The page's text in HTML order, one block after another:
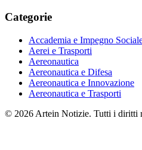
Categorie
Accademia e Impegno
Aerei e Trasporti
Aereonautica
Aereonautica e Difesa
Aereonautica e Innovazione
Aereonautica e Trasporti
© 2026 Artein Notizie. Tutti i diritti